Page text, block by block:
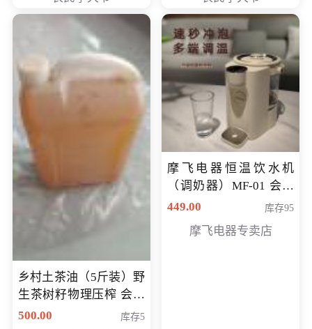
乡村土茶油（5斤装）野
生茶树籽物理压榨 会员
专享价400元
500.00 库存5
摩飞电器恒温饮水机
（调奶器）MF-01 会员
专享价366元
449.00 库存95
摩飞电器专卖店